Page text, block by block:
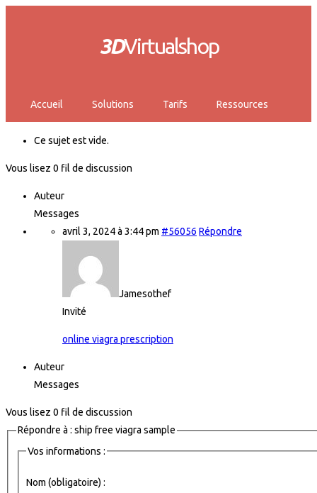
3DVirtualshop
Accueil Solutions Tarifs Ressources
Ce sujet est vide.
Vous lisez 0 fil de discussion
Auteur
Messages
avril 3, 2024 à 3:44 pm #56056 Répondre
Jamesothef
Invité
online viagra prescription
Auteur
Messages
Vous lisez 0 fil de discussion
Répondre à : ship free viagra sample
Vos informations :
Nom (obligatoire) :